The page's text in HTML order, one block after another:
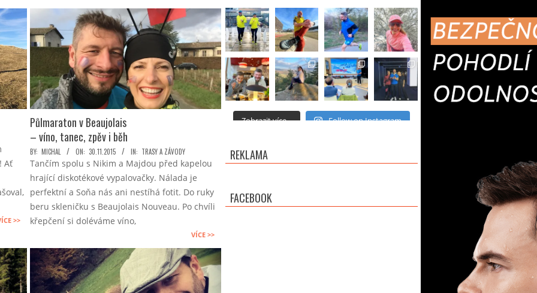
Ať
>>
Půlmaraton v Beaujolais
– víno, tanec, zpěv i běh
2015-
11-
30
BY: MICHAL ON: 30.11.2015 IN: TRASY A ZÁVODY
Tančím spolu s Nikim a Majdou před kapelou
hrající diskotékové vypalovačky. Nálada je
perfektní a Soňa nás ani nestíhá fotit. Do ruky
beru skleničku s Beaujolais Nouveau. Po chvíli
křepčení si doléváme víno,
VÍCE >>
Zobrazit více... Follow on Instagram
REKLAMA
FACEBOOK